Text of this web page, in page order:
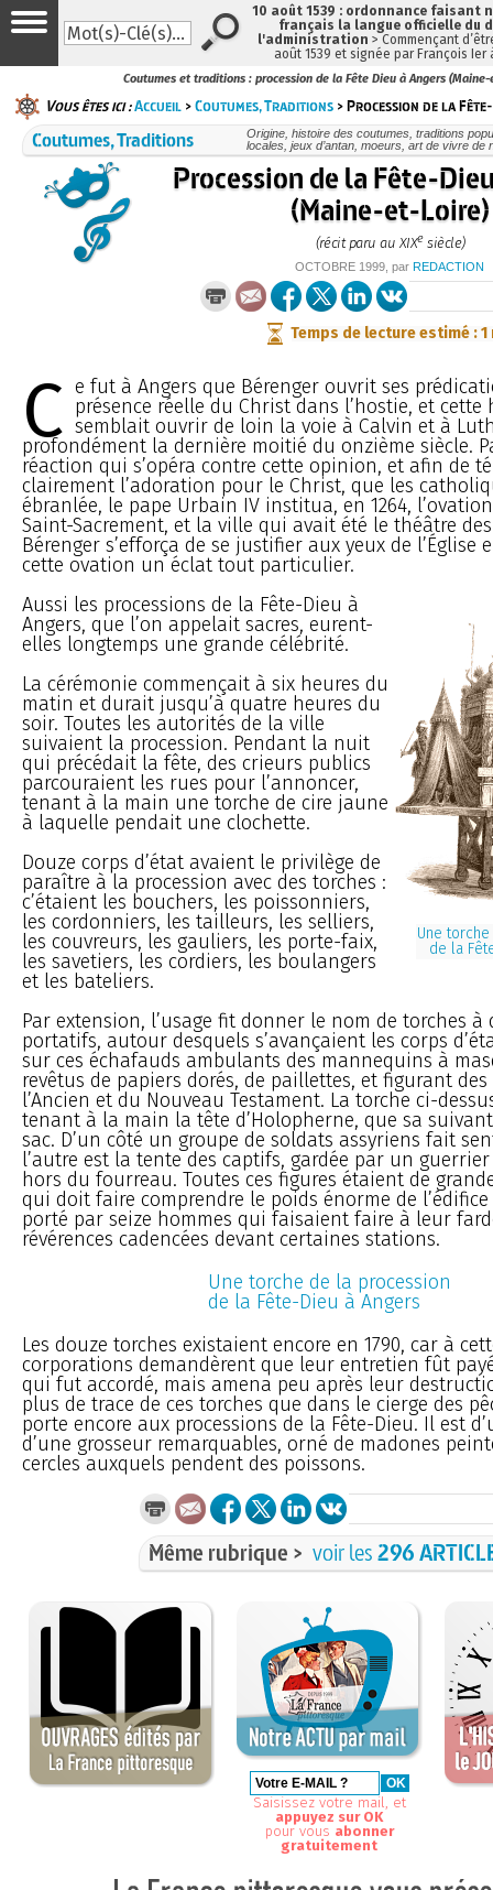
Coutumes et traditions : procession de la Fête Dieu à Angers
Vous êtes ici :Accueil >Coutumes, Traditions > Procession de la
Coutumes, Traditions
Origine, histoire des coutumes, traditions
locales, jeux d’antan, moeurs, art de vivre de
Procession de la Fête-
(Maine-et-Loire)
(récit paru au XIXesiècle)
OCTOBRE 1999 , parREDACTION
Temps de lecture estimé : 1
C e fut à Angers que Bérenger ouvrit ses
présence réelle du Christ dans l’hostie, et cette
semblait ouvrir de loin la voie à Calvin et à
profondément la dernière moitié du onzième siècle.
réaction qui s’opéra contre cette opinion, et afin de
clairement l’adoration pour le Christ, que les
ébranlée, le pape Urbain IV institua, en 1264,
Saint-Sacrement, et la ville qui avait été le théâtre
Bérenger s’efforça de se justifier aux yeux de l’Église
cette ovation un éclat tout particulier.
Une
de la
Aussi les processions de la Fête-Dieu à
Angers, que l’on appelait sacres, eurent-
elles longtemps une grande célébrité.
La cérémonie commençait à six heures du
matin et durait jusqu’à quatre heures du
soir. Toutes les autorités de la ville
suivaient la procession. Pendant la nuit
qui précédait la fête, des crieurs publics
parcouraient les rues pour l’annoncer,
tenant à la main une torche de cire jaune
à laquelle pendait une clochette.
Douze corps d’état avaient le privilège de
paraître à la procession avec des torches :
c’étaient les bouchers, les poissonniers,
les cordonniers, les tailleurs, les selliers,
les couvreurs, les gauliers, les porte-faix,
les savetiers, les cordiers, les boulangers
et les bateliers.
Par extension, l’usage fit donner le nom de torches à
portatifs, autour desquels s’avançaient les corps
sur ces échafauds ambulants des mannequins à
revêtus de papiers dorés, de paillettes, et figurant des
l’Ancien et du Nouveau Testament. La torche ci-
tenant à la main la tête d’Holopherne, que sa
sac. D’un côté un groupe de soldats assyriens fait
l’autre est la tente des captifs, gardée par un guerrier
hors du fourreau. Toutes ces figures étaient de
qui doit faire comprendre le poids énorme de
porté par seize hommes qui faisaient faire à leur
révérences cadencées devant certaines stations.
Une torche de la procession
de la Fête-Dieu à Angers
Les douze torches existaient encore en 1790, car à
corporations demandèrent que leur entretien fût
qui fut accordé, mais amena peu après leur
plus de trace de ces torches que dans le cierge des
porte encore aux processions de la Fête-Dieu. Il est
d’une grosseur remarquables, orné de madones
cercles auxquels pendent des poissons.
Même rubrique > voir les296
Saisissez votre mail, et
appuyez sur OK
pour vous abonner
gratuitement
10 août 1539 : ordonnance faisant
français la langue officielle du
l'administration > Commençant
août 1539 et signée par François